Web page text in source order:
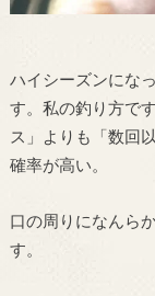
ハイシーズンになっ
す。私の釣り方で
ス」よりも「数回
確率が高い。
口の周りになんら
す。